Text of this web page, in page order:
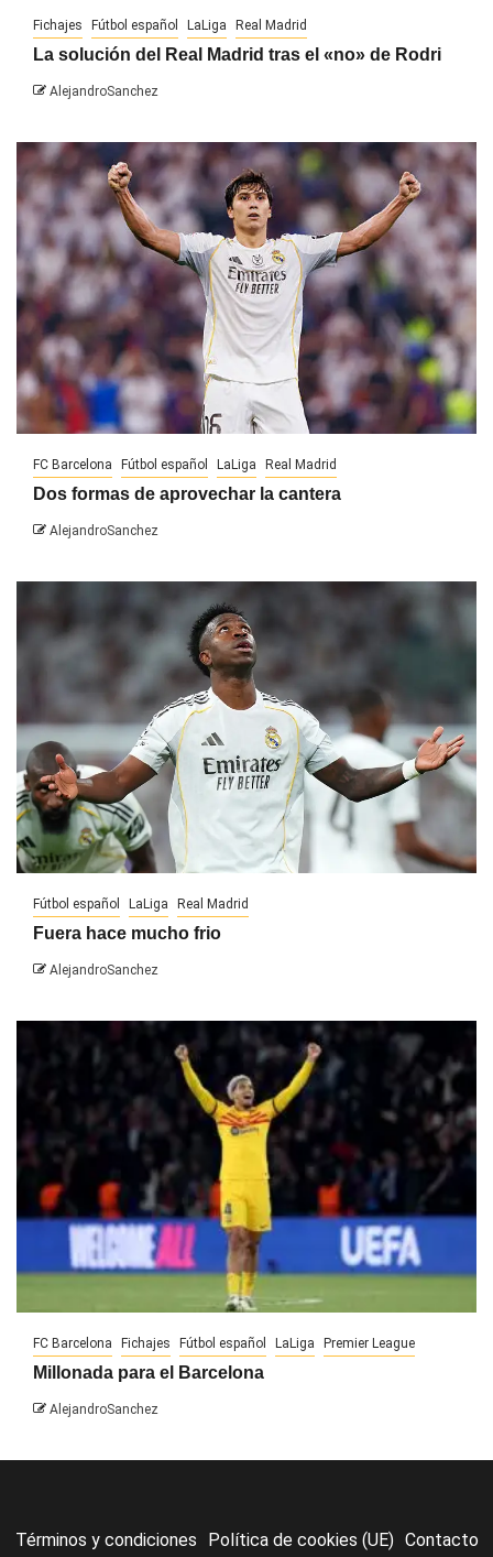
Fichajes Fútbol español LaLiga Real Madrid
La solución del Real Madrid tras el «no» de Rodri
AlejandroSanchez
FC Barcelona Fútbol español LaLiga Real Madrid
Dos formas de aprovechar la cantera
AlejandroSanchez
Fútbol español LaLiga Real Madrid
Fuera hace mucho frio
AlejandroSanchez
FC Barcelona Fichajes Fútbol español LaLiga Premier League
Millonada para el Barcelona
AlejandroSanchez
Términos y condiciones Política de cookies (UE) Contacto